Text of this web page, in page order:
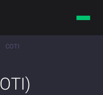
COTI